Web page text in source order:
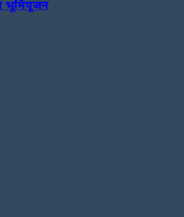
भूमिपूजन